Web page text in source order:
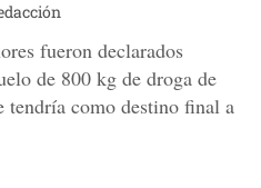
fueron declarados
de 800 kg de droga de
tendría como destino final a